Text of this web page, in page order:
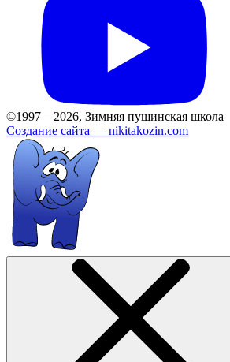
©1997—2026, Зимняя пущинская школа
Создание сайта — nikitakozin.com